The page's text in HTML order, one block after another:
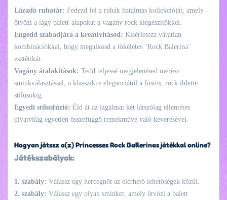
Lázadó ruhatár: Fedezd fel a ruhák hatalmas kollekcióját, amely
ötvözi a lágy balett-alapokat a vagány rock kiegészítőkkel.
Engedd szabadjára a kreativitásod: Kísérletezz váratlan
kombinációkkal, hogy megalkosd a tökéletes "Rock Balerina"
esztétikát.
Vagány átalakítások: Tedd teljessé megjelenésed merész
sminkválasztással, a klasszikus eleganciától a füstös, rock ihlette
stílusokig.
Egyedi stílusfúzió: Éld át az izgalmat két látszólag ellentétes
divatvilág egyetlen összefüggő remekművé való keverésével.
Hogyan játssz a(z) Princesses Rock Ballerinas játékkal online?
Játékszabályok:
1. szabály: Válassz egy hercegnőt az elérhető lehetőségek közül.
2. szabály: Válassz egy olyan sminket, amely ötvözi a balett